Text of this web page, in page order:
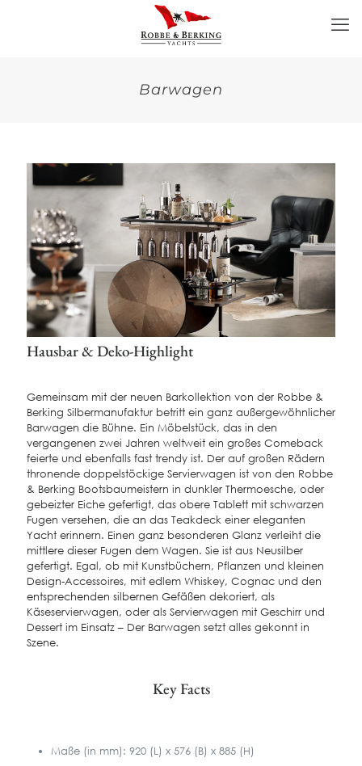
Barwagen
Hausbar & Deko-Highlight
Gemeinsam mit der neuen Barkollektion von der Robbe &
Berking Silbermanufaktur betritt ein ganz außergewöhnlicher
Barwagen die Bühne. Ein Möbelstück, das in den
vergangenen zwei Jahren weltweit ein großes Comeback
feierte und ebenfalls fast trendy ist. Der auf großen Rädern
thronende doppelstöckige Servierwagen ist von den Robbe
& Berking Bootsbaumeistern in dunkler Thermoesche, oder
gebeizter Eiche gefertigt, das obere Tablett mit schwarzen
Fugen versehen, die an das Teakdeck einer eleganten
Yacht erinnern. Einen ganz besonderen Glanz verleiht die
mittlere dieser Fugen dem Wagen. Sie ist aus Neusilber
gefertigt. Egal, ob mit Kunstbüchern, Pflanzen und kleinen
Design-Accessoires, mit edlem Whiskey, Cognac und den
entsprechenden silbernen Gefäßen dekoriert, als
Käseservierwagen, oder als Servierwagen mit Geschirr und
Dessert im Einsatz – Der Barwagen setzt alles gekonnt in
Szene.
Key Facts
Maße (in mm): 920 (L) x 576 (B) x 885 (H)